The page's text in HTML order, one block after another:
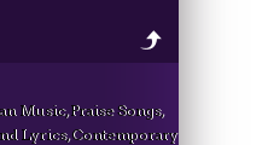
Music, Praise Songs,
Lyrics, Contemporary